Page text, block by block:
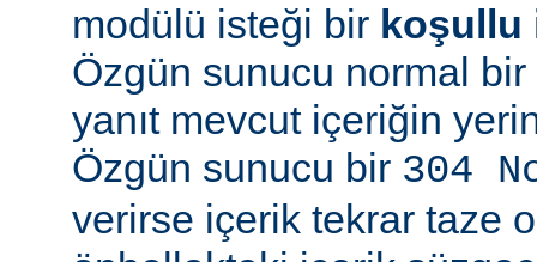
modülü isteği bir koşullu
Özgün sunucu normal bir
yanıt mevcut içeriğin
Özgün sunucu bir 304
verirse içerik tekrar taze